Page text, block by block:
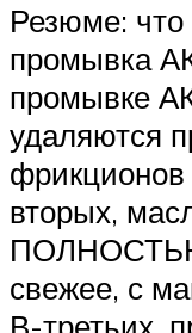
Резюме: что
промывка
промывке
удаляются
вторых,
свежее, с